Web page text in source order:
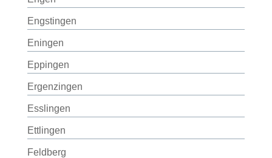
Engstingen
Eningen
Eppingen
Ergenzingen
Esslingen
Ettlingen
Feldberg